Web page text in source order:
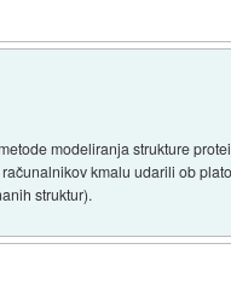
modeliranja strukture
kmalu udarili ob
struktur).